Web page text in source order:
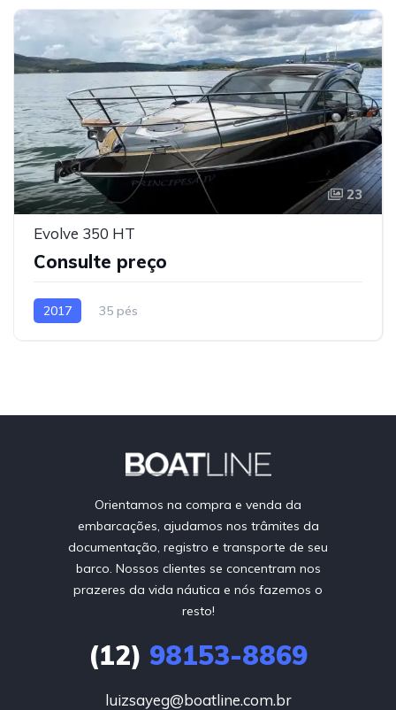
23
Evolve 350 HT
Consulte preço
2017 35 pés
Orientamos na compra e venda da
embarcações, ajudamos nos trâmites da
documentação, registro e transporte de seu
barco. Nossos clientes se concentram nos
prazeres da vida náutica e nós fazemos o
resto!
(12) 98153-8869
luizsayeg@boatline.com.br